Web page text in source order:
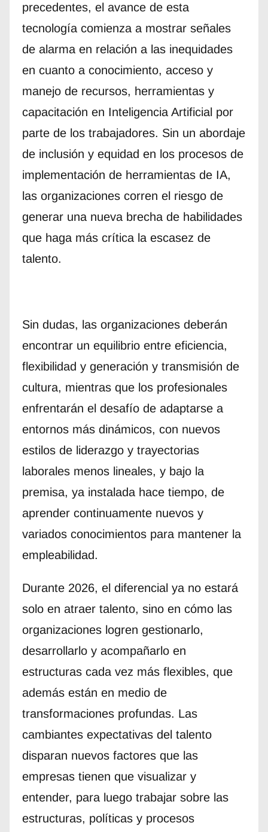
precedentes, el avance de esta
tecnología comienza a mostrar señales
de alarma en relación a las inequidades
en cuanto a conocimiento, acceso y
manejo de recursos, herramientas y
capacitación en Inteligencia Artificial por
parte de los trabajadores. Sin un abordaje
de inclusión y equidad en los procesos de
implementación de herramientas de IA,
las organizaciones corren el riesgo de
generar una nueva brecha de habilidades
que haga más crítica la escasez de
talento.
Sin dudas, las organizaciones deberán
encontrar un equilibrio entre eficiencia,
flexibilidad y generación y transmisión de
cultura, mientras que los profesionales
enfrentarán el desafío de adaptarse a
entornos más dinámicos, con nuevos
estilos de liderazgo y trayectorias
laborales menos lineales, y bajo la
premisa, ya instalada hace tiempo, de
aprender continuamente nuevos y
variados conocimientos para mantener la
empleabilidad.
Durante 2026, el diferencial ya no estará
solo en atraer talento, sino en cómo las
organizaciones logren gestionarlo,
desarrollarlo y acompañarlo en
estructuras cada vez más flexibles, que
además están en medio de
transformaciones profundas. Las
cambiantes expectativas del talento
disparan nuevos factores que las
empresas tienen que visualizar y
entender, para luego trabajar sobre las
estructuras, políticas y procesos